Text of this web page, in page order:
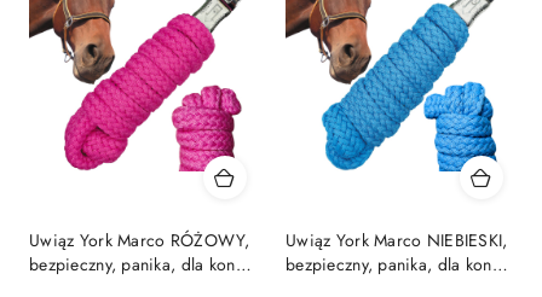
Uwiąz York Marco RÓŻOWY,
bezpieczny, panika, dla koni,
Uwiąz York Marco NIEBIESKI,
bezpieczny, panika, dla koni,